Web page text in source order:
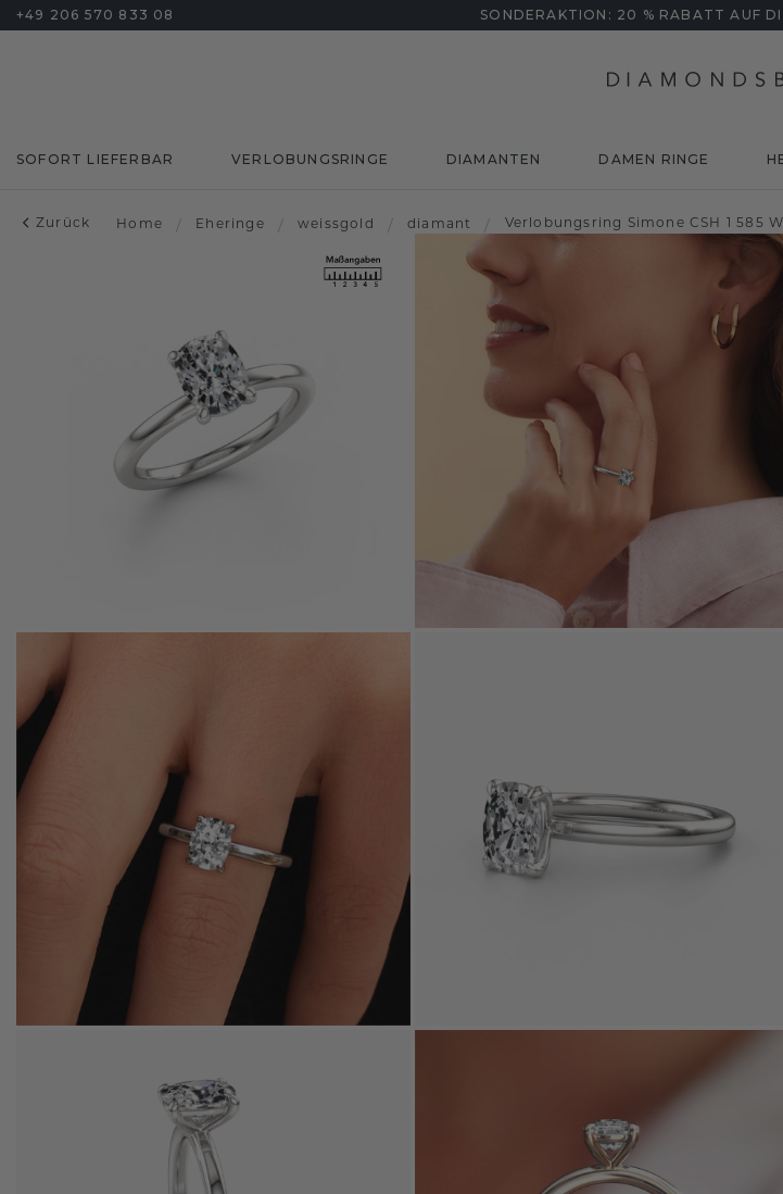
+49 206 570 833 08 SONDERAKTION: 20 % RABATT AUF
SOFORT LIEFERBAR VERLOBUNGSRINGE DIAMANTEN DAMEN RINGE
Zurück Home / Eheringe / weissgold / diamant / Verlobungsring Simone CSH 1 585